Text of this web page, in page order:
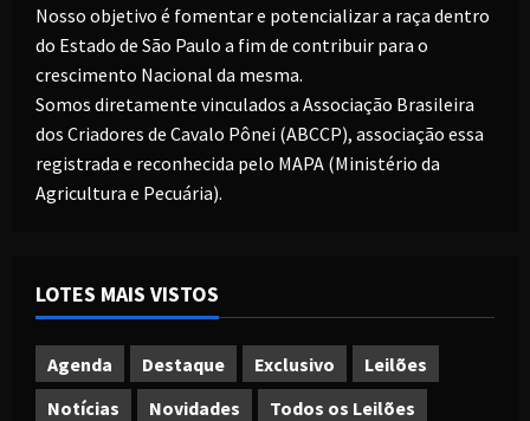
Nosso objetivo é fomentar e potencializar a raça dentro
do Estado de São Paulo a fim de contribuir para o
crescimento Nacional da mesma.
Somos diretamente vinculados a Associação Brasileira
dos Criadores de Cavalo Pônei (ABCCP), associação essa
registrada e reconhecida pelo MAPA (Ministério da
Agricultura e Pecuária).
LOTES MAIS VISTOS
Agenda Destaque Exclusivo
Leilões
Notícias
Novidades
Todos os Leilões